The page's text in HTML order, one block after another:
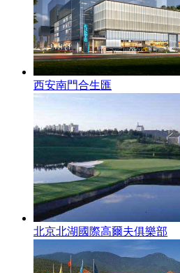
西安南門合生匯
北京北湖國際高爾夫俱樂部